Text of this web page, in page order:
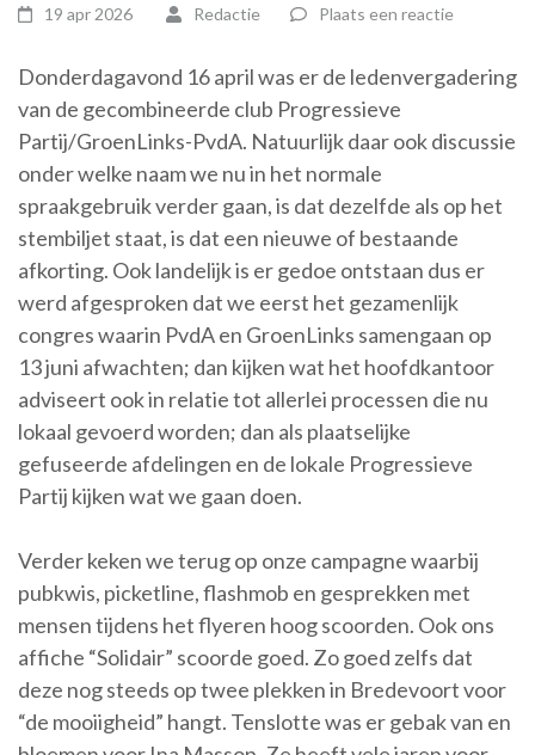
19 apr 2026 Redactie Plaats een reactie
Donderdagavond 16 april was er de ledenvergadering
van de gecombineerde club Progressieve
Partij/GroenLinks-PvdA. Natuurlijk daar ook discussie
onder welke naam we nu in het normale
spraakgebruik verder gaan, is dat dezelfde als op het
stembiljet staat, is dat een nieuwe of bestaande
afkorting. Ook landelijk is er gedoe ontstaan dus er
werd afgesproken dat we eerst het gezamenlijk
congres waarin PvdA en GroenLinks samengaan op
13 juni afwachten; dan kijken wat het hoofdkantoor
adviseert ook in relatie tot allerlei processen die nu
lokaal gevoerd worden; dan als plaatselijke
gefuseerde afdelingen en de lokale Progressieve
Partij kijken wat we gaan doen.
Verder keken we terug op onze campagne waarbij
pubkwis, picketline, flashmob en gesprekken met
mensen tijdens het flyeren hoog scoorden. Ook ons
affiche “Solidair” scoorde goed. Zo goed zelfs dat
deze nog steeds op twee plekken in Bredevoort voor
“de mooiigheid” hangt. Tenslotte was er gebak van en